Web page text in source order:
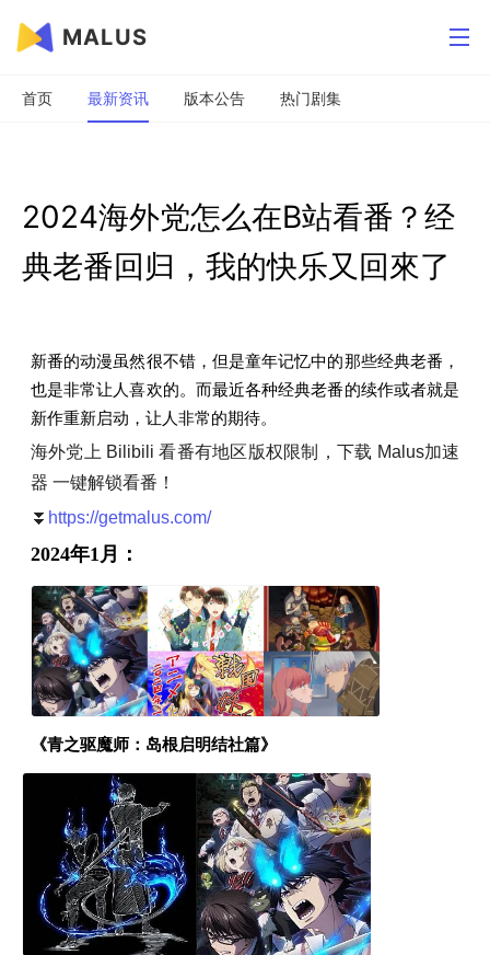
MALUS
首页 最新资讯 版本公告 热门剧集
2024海外党怎么在B站看番？经
典老番回归，我的快乐又回來了
新番的动漫虽然很不错，但是童年记忆中的那些经典老番，
也是非常让人喜欢的。而最近各种经典老番的续作或者就是
新作重新启动，让人非常的期待。
海外党上 Bilibili 看番有地区版权限制，下载 Malus加速
器 一键解锁看番！
⏬ https://getmalus.com/
2024年1月：
《青之驱魔师：岛根启明结社篇》